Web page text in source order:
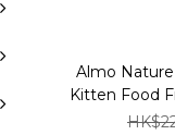
Almo
Kitten Food